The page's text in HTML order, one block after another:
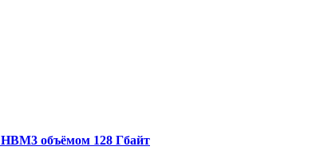
объёмом 128 Гбайт